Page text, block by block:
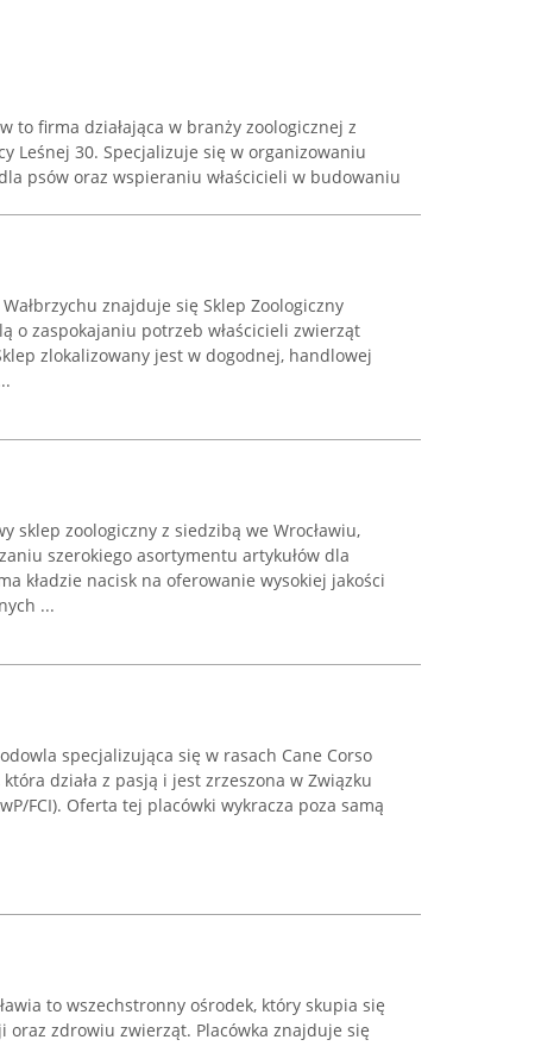
to firma działająca w branży zoologicznej z
Leśnej 30. Specjalizuje się w organizowaniu
psów oraz wspieraniu właścicieli w budowaniu
znajduje się Sklep Zoologiczny
o zaspokajaniu potrzeb właścicieli zwierząt
zlokalizowany jest w dogodnej, handlowej
sklep zoologiczny z siedzibą we Wrocławiu,
szerokiego asortymentu artykułów dla
kładzie nacisk na oferowanie wysokiej jakości
...
specjalizująca się w rasach Cane Corso
działa z pasją i jest zrzeszona w Związku
FCI). Oferta tej placówki wykracza poza samą
to wszechstronny ośrodek, który skupia się
oraz zdrowiu zwierząt. Placówka znajduje się